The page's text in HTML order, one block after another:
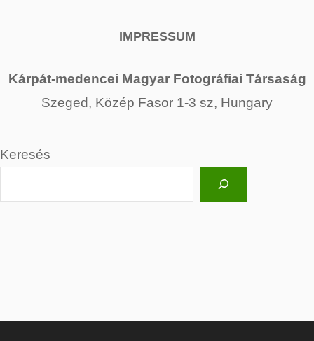
IMPRESSUM
Kárpát-medencei Magyar Fotográfiai Társaság
Szeged, Közép Fasor 1-3 sz, Hungary
Keresés